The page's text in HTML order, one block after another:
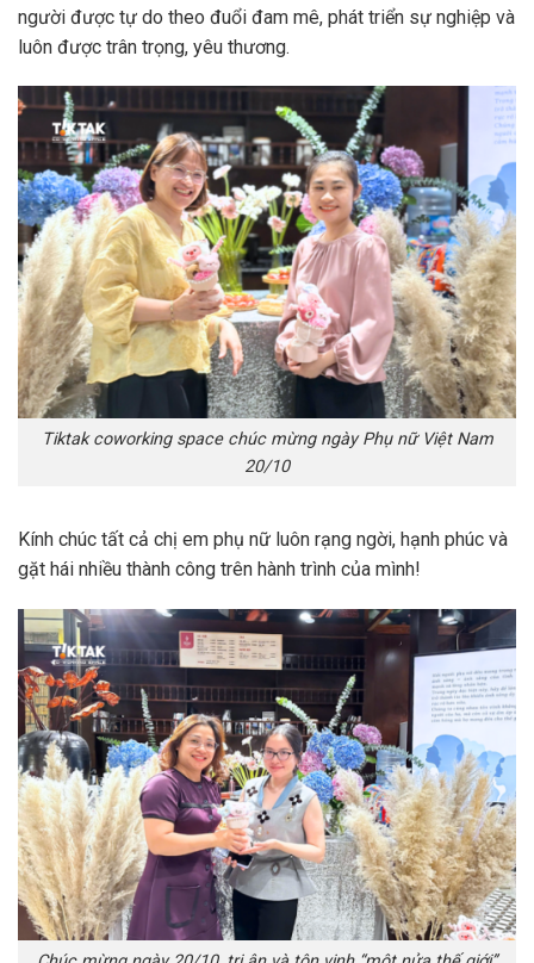
người được tự do theo đuổi đam mê, phát triển sự nghiệp và
luôn được trân trọng, yêu thương.
Tiktak coworking space chúc mừng ngày Phụ nữ Việt Nam
20/10
Kính chúc tất cả chị em phụ nữ luôn rạng ngời, hạnh phúc và
gặt hái nhiều thành công trên hành trình của mình!